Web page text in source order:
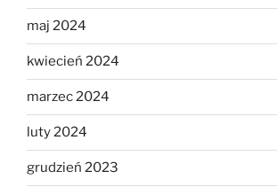
maj 2024
kwiecień 2024
marzec 2024
luty 2024
grudzień 2023